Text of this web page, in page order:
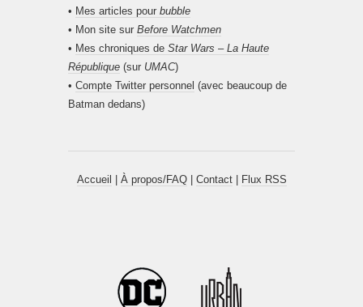
• Mes articles pour bubble
• Mon site sur Before Watchmen
• Mes chroniques de Star Wars – La Haute
République (sur UMAC)
• Compte Twitter personnel (avec beaucoup de
Batman dedans)
Accueil À propos/FAQ| Contact| Flux RSS